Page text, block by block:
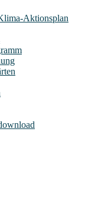
Aktionsplan